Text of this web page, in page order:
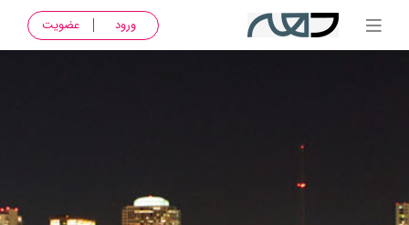
ورود عضویت